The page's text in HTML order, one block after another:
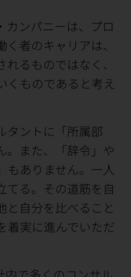
カンパニーは、プロ
者のキャリアは、
るものではなく、
くものであると考え
タントに「所属部
。また、「辞令」や
もありません。一人
てる。その道筋を自
と自分を比べること
着実に進んでいただ